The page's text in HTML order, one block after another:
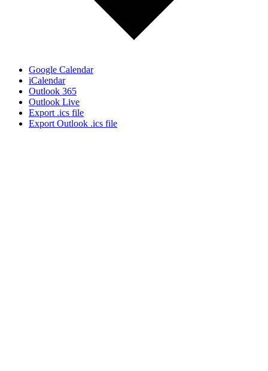
Google Calendar
iCalendar
Outlook 365
Outlook Live
Export .ics file
Export Outlook .ics file